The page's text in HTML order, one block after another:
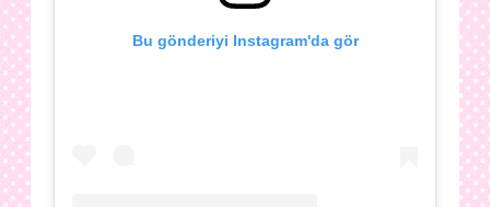
Bu gönderiyi Instagram'da gör